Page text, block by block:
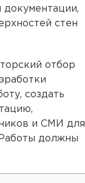
документации,
стен
отбор
создать
и СМИ для
должны